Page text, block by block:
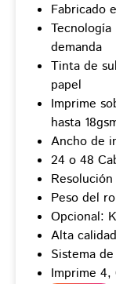
Fabricado
demanda
Tinta de
papel
Imprime
hasta
Ancho de
24 o 48
Peso del
Opcional:
Alta
Sistema
Imprime